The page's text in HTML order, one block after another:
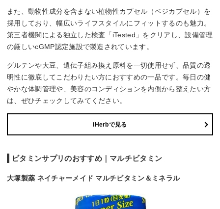
また、動物性成分を含まない植物性カプセル（ベジカプセル）を
採用しており、幅広いライフスタイルにフィットするのも魅力。
第三者機関による独立した検査「iTested」をクリアし、設備管理
の厳しいcGMP認定施設で製造されています。
グルテンや大豆、遺伝子組み換え原料を一切使用せず、品質の透
明性に徹底してこだわりたい方におすすめの一品です。毎日の健
やかな体調管理や、美容のコンディションを内側から整えたい方
は、ぜひチェックしてみてください。
iHerbで見る
ビタミンサプリのおすすめ｜マルチビタミン
大塚製薬 ネイチャーメイド マルチビタミン＆ミネラル